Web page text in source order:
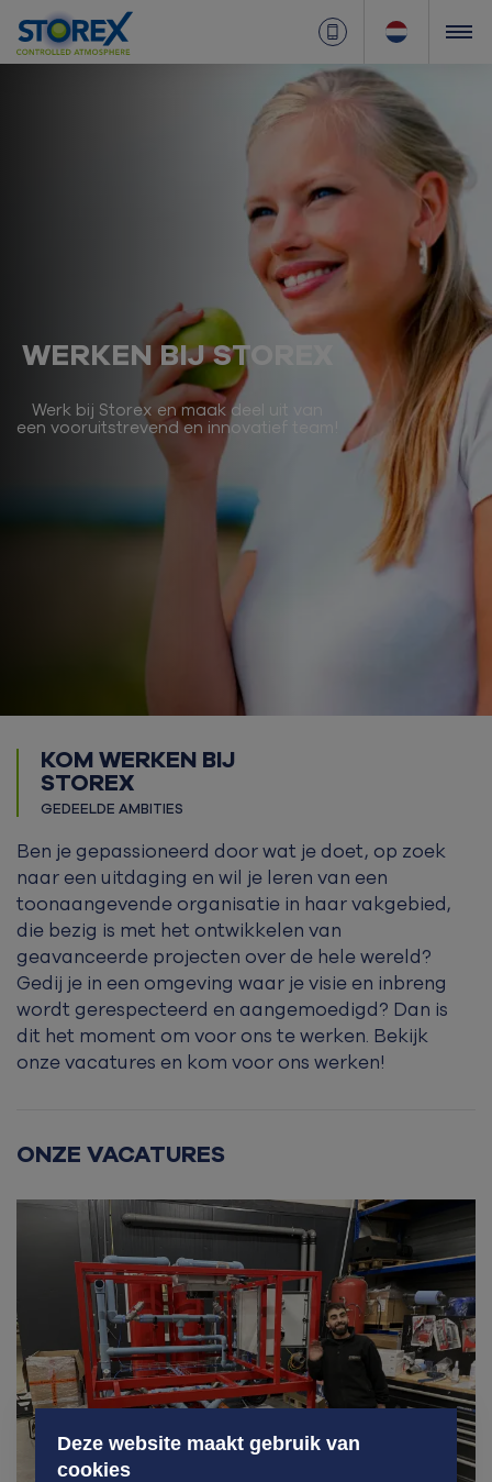
Deze website maakt gebruik van
cookies
WERKEN BIJ STOREX
Werk bij Storex en maak deel uit van
een vooruitstrevend en innovatief team!
KOM WERKEN BIJ
STOREX
GEDEELDE AMBITIES
Ben je gepassioneerd door wat je doet, op zoek
naar een uitdaging en wil je leren van een
toonaangevende organisatie in haar vakgebied,
die bezig is met het ontwikkelen van
geavanceerde projecten over de hele wereld?
Gedij je in een omgeving waar je visie en inbreng
wordt gerespecteerd en aangemoedigd? Dan is
dit het moment om voor ons te werken. Bekijk
onze vacatures en kom voor ons werken!
ONZE VACATURES